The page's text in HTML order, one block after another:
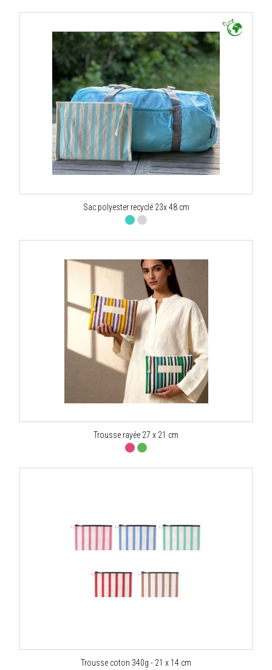
Sac polyester recyclé 23x 48 cm
Trousse rayée 27 x 21 cm
Trousse coton 340g - 21 x 14 cm